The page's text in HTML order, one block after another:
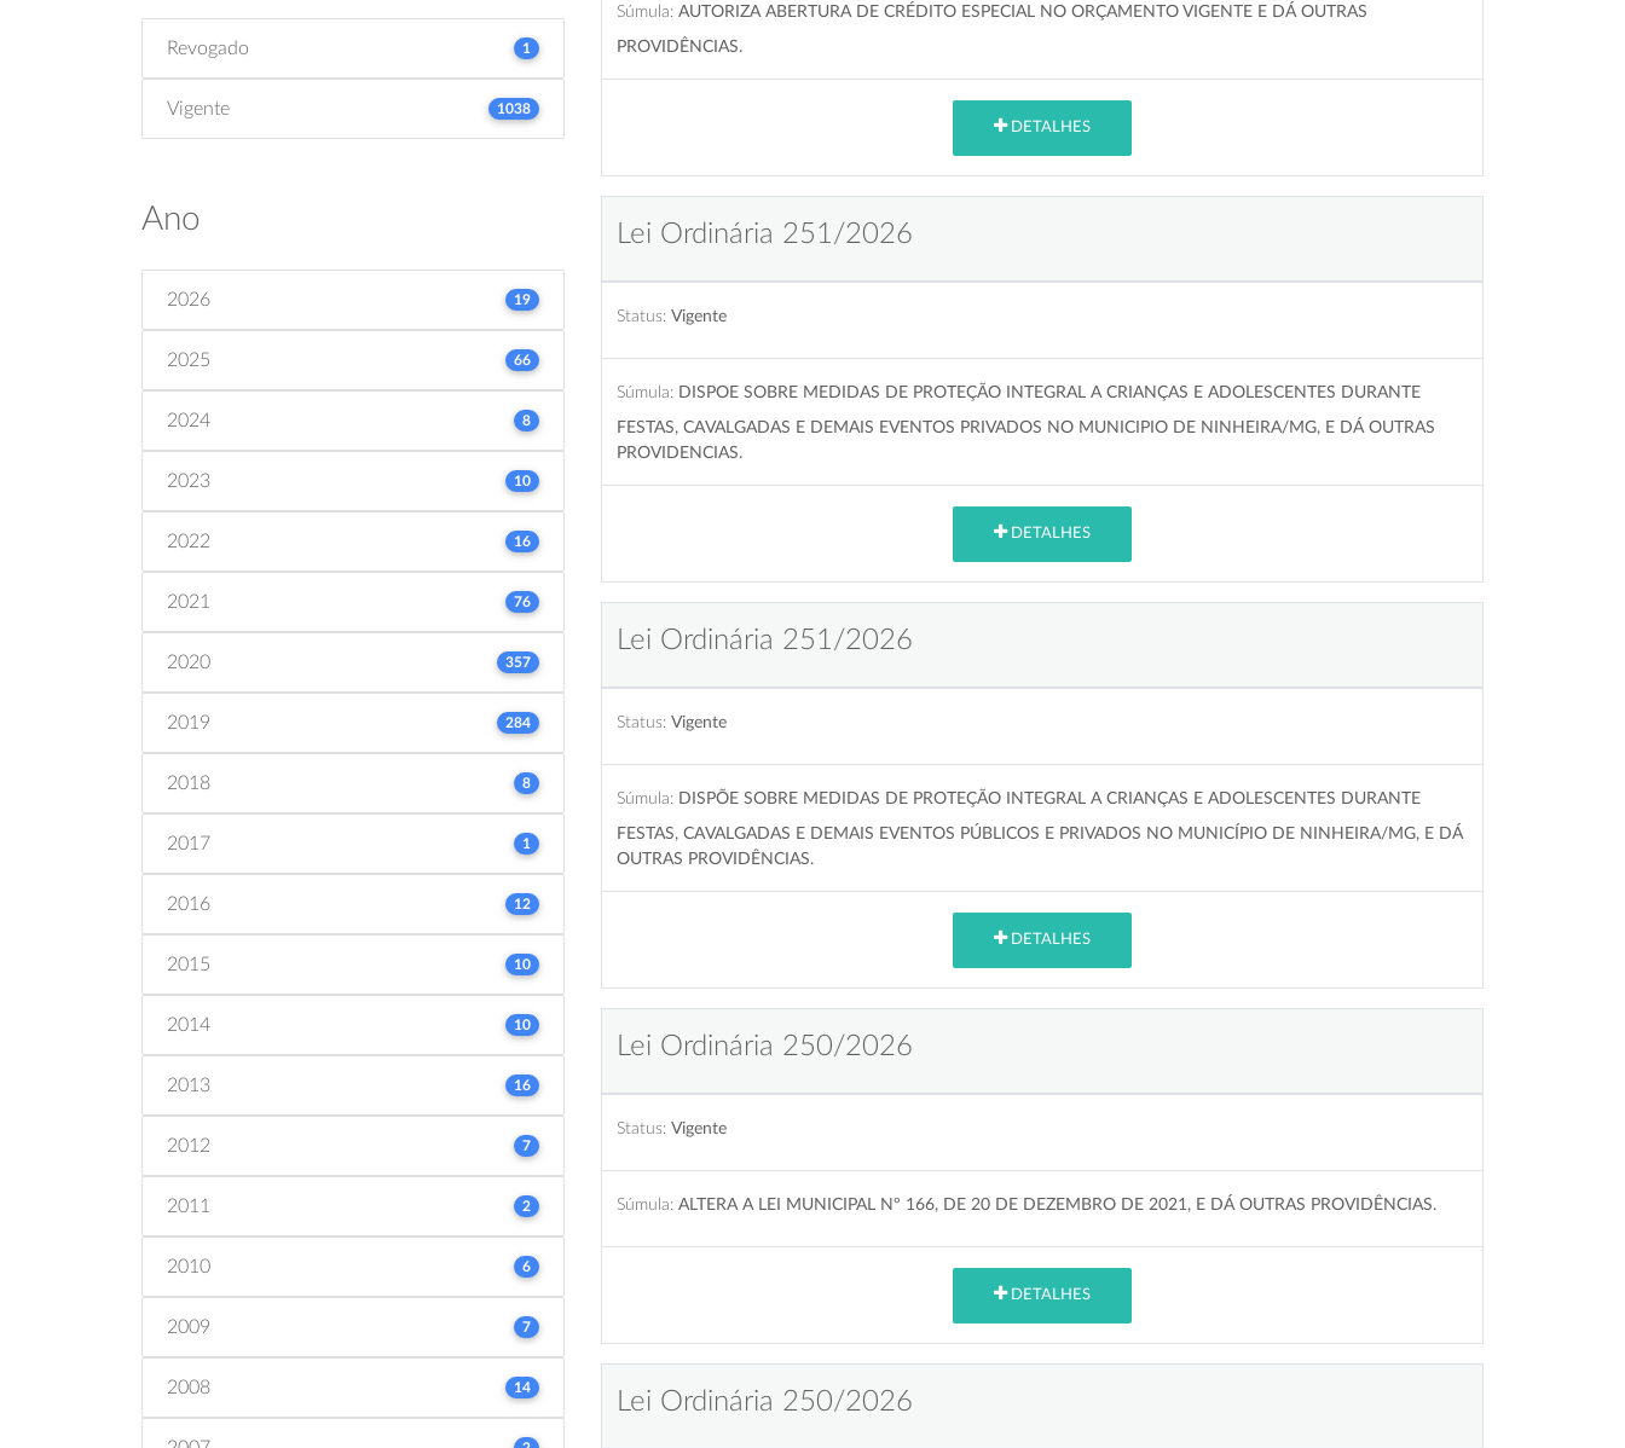
Revogado 1
Vigente 1038
Ano
2026 19
2025 66
2024 8
2023 10
2022 16
2021 76
2020 357
2019 284
2018 8
2017 1
2016 12
2015 10
2014 10
2013 16
2012 7
2011 2
2010 6
2009 7
2008 14
Súmula: AUTORIZA ABERTURA DE CRÉDITO ESPECIAL NO ORÇAMENTO VIGENTE E DÁ OUTRAS
PROVIDÊNCIAS.
DETALHES
Lei Ordinária 251/2026
Status: Vigente
Súmula: DISPOE SOBRE MEDIDAS DE PROTEÇÃO INTEGRAL A CRIANÇAS E ADOLESCENTES DURANTE
FESTAS, CAVALGADAS E DEMAIS EVENTOS PRIVADOS NO MUNICIPIO DE NINHEIRA/MG, E DÁ OUTRAS
PROVIDENCIAS.
DETALHES
Lei Ordinária 251/2026
Status: Vigente
Súmula: DISPÕE SOBRE MEDIDAS DE PROTEÇÃO INTEGRAL A CRIANÇAS E ADOLESCENTES DURANTE
FESTAS, CAVALGADAS E DEMAIS EVENTOS PÚBLICOS E PRIVADOS NO MUNICÍPIO DE NINHEIRA/MG, E DÁ
OUTRAS PROVIDÊNCIAS.
DETALHES
Lei Ordinária 250/2026
Status: Vigente
Súmula: ALTERA A LEI MUNICIPAL Nº 166, DE 20 DE DEZEMBRO DE 2021, E DÁ OUTRAS PROVIDÊNCIAS.
DETALHES
Lei Ordinária 250/2026